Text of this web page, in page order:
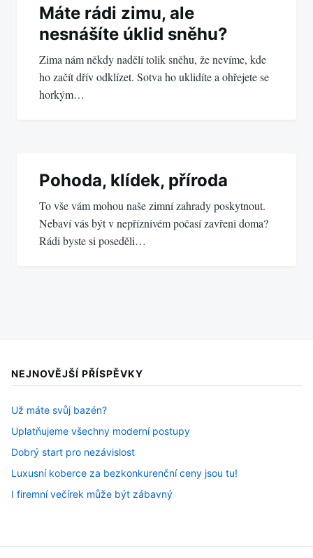
pro
příspěvek
Máte rádi zimu, ale
nesnášíte úklid sněhu?
Zima nám někdy nadělí tolik sněhu, že nevíme, kde
ho začít dřív odklízet. Sotva ho uklidíte a ohřejete se
horkým…
Pohoda, klídek, příroda
To vše vám mohou naše zimní zahrady poskytnout.
Nebaví vás být v nepříznivém počasí zavřeni doma?
Rádi byste si poseděli…
NEJNOVĚJŠÍ PŘÍSPĚVKY
Už máte svůj bazén?
Uplatňujeme všechny moderní postupy
Dobrý start pro nezávislost
Luxusní koberce za bezkonkurenční ceny jsou tu!
I firemní večírek může být zábavný